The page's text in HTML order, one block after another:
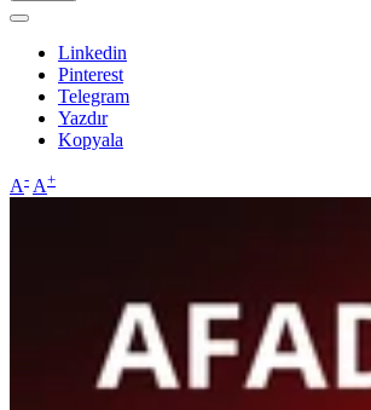
Linkedin
Pinterest
Telegram
Yazdır
Kopyala
A- A+